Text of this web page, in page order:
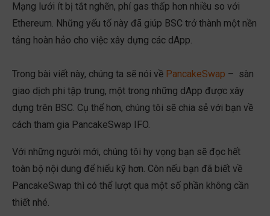
Mạng lưới ít bị tắt nghẽn, phí gas thấp hơn nhiều so với
Ethereum. Những yếu tố này đã giúp BSC trở thành một nền
tảng hoàn hảo cho việc xây dựng các dApp.
Trong bài viết này, chúng ta sẽ nói về PancakeSwap – sàn
giao dịch phi tập trung, một trong những dApp được xây
dựng trên BSC. Cụ thể hơn, chúng tôi sẽ chia sẻ với bạn về
cách tham gia PancakeSwap IFO.
Với những người mới, chúng tôi hy vọng bạn sẽ đọc hết
toàn bộ nội dung để hiểu kỹ hơn. Còn nếu bạn đã biết về
PancakeSwap thì có thể lượt qua một số phần không cần
thiết nhé.